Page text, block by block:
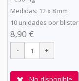
Medidas: 12 x 8 mm
10 unidades por blister
8,90 €